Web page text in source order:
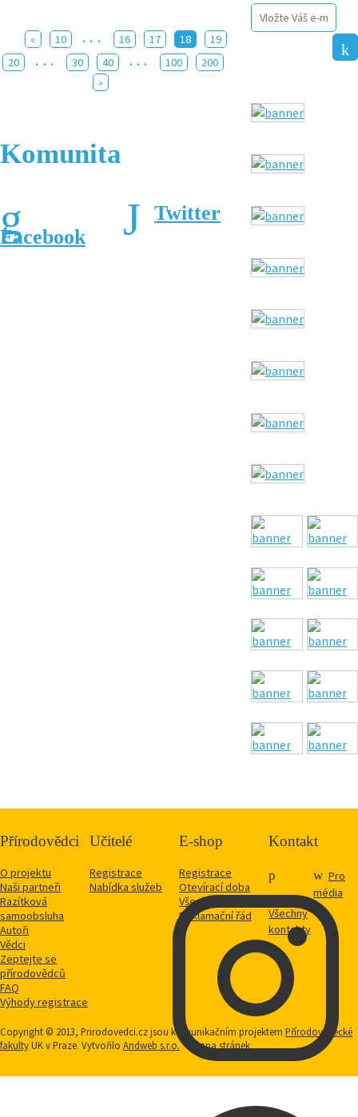
« 10 ... 16 17 18
19
20
... 30 40 ... 100
200
»
Komunita
Facebook
Twitter
Přírodovědci
O projektu
Naši partneři
Razítková
samoobsluha
Autoři
Vědci
Zeptejte se
přírodovědců
FAQ
Výhody registrace
Učitelé
Registrace
Nabídka služeb
E-shop
Registrace
Otevírací doba
Vše o nákupu
Reklamační řád
Kontakt
Všechny
kontakty
Pro
média
Copyright © 2013, Prirodovedci.cz jsou komunikačním projektem Přírodovědecké
fakultyUK v Praze. Vytvořilo Andweb s.r.o. Mapa stránek